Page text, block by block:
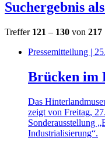
Suchergebnis
Treffer 121 – 130 von 217
Pressemitteilung |
Brücken im
Das
zeigt von Freitag,
Sonderausstellung
Industrialisierung“.